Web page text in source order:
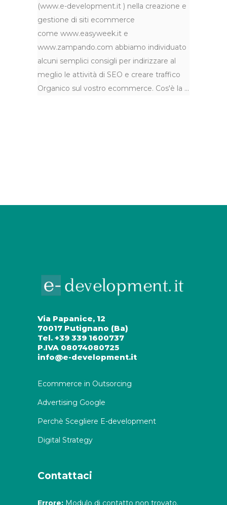
(www.e-development.it ) nella creazione e
gestione di siti ecommerce
come www.easyweek.it e
www.zampando.com abbiamo individuato
alcuni semplici consigli per indirizzare al
meglio le attività di SEO e creare traffico
Organico sul vostro ecommerce. Cos'è la
Via Papanice, 12
70017 Putignano (Ba)
Tel. +39 339 1600737
P.IVA 08074080725
info@e-development.it
Ecommerce in Outsorcing
Advertising Google
Perchè Scegliere E-development
Digital Strategy
Contattaci